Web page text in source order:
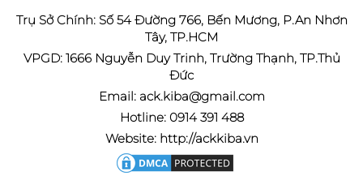
Trụ Sở Chính: Số 54 Đường 766, Bến Mương, P.An Nhơn
Tây, TP.HCM
VPGD: 1666 Nguyễn Duy Trinh, Trường Thạnh, TP.Thủ
Đức
Email: ack.kiba@gmail.com
Hotline: 0914 391 488
Website: http://ackkiba.vn